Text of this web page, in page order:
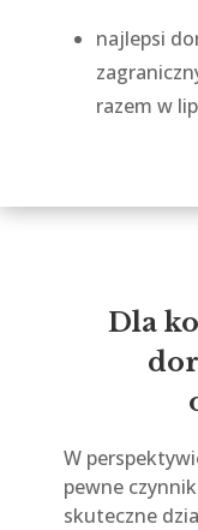
najlepsi
razem w
Dla
W
pewne
skuteczne